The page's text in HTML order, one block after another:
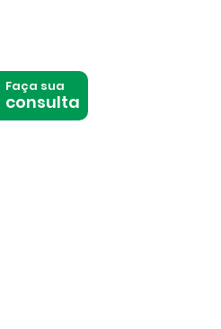
Faça sua
consulta